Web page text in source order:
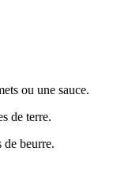
ou une sauce.
de terre.
de beurre.